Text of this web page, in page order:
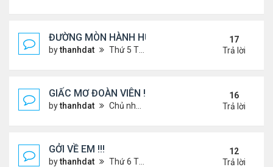
ĐƯỜNG MÒN HÀNH HƯƠNG !!!
bythanhdat Thứ 5 Tháng 3 20, 2025 5:00 pm
17
Trả lời
GIẤC MƠ ĐOÀN VIÊN !!!
bythanhdat Chủ nhật Tháng 7 14, 2024 10:46 am
16
Trả lời
GỞI VỀ EM !!!
bythanhdat Thứ 6 Tháng 7 19, 2024 5:22 pm
12
Trả lời